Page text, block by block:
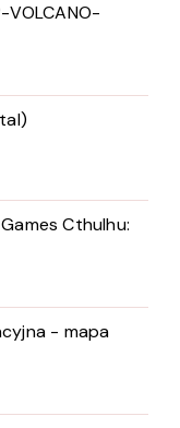
VOLCANO-
Cthulhu:
- mapa